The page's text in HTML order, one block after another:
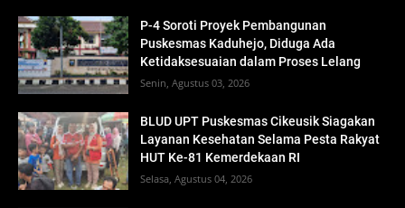
P-4 Soroti Proyek Pembangunan
Puskesmas Kaduhejo, Diduga Ada
Ketidaksesuaian dalam Proses Lelang
Senin, Agustus 03, 2026
BLUD UPT Puskesmas Cikeusik Siagakan
Layanan Kesehatan Selama Pesta Rakyat
HUT Ke-81 Kemerdekaan RI
Selasa, Agustus 04, 2026